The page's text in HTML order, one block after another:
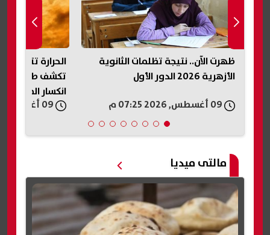
ظهرت الآن.. نتيجة تظلمات الثانوية
الأزهرية 2026 الدور الأول
تكشف طقس
انكسار الموجة
مالتى ميديا